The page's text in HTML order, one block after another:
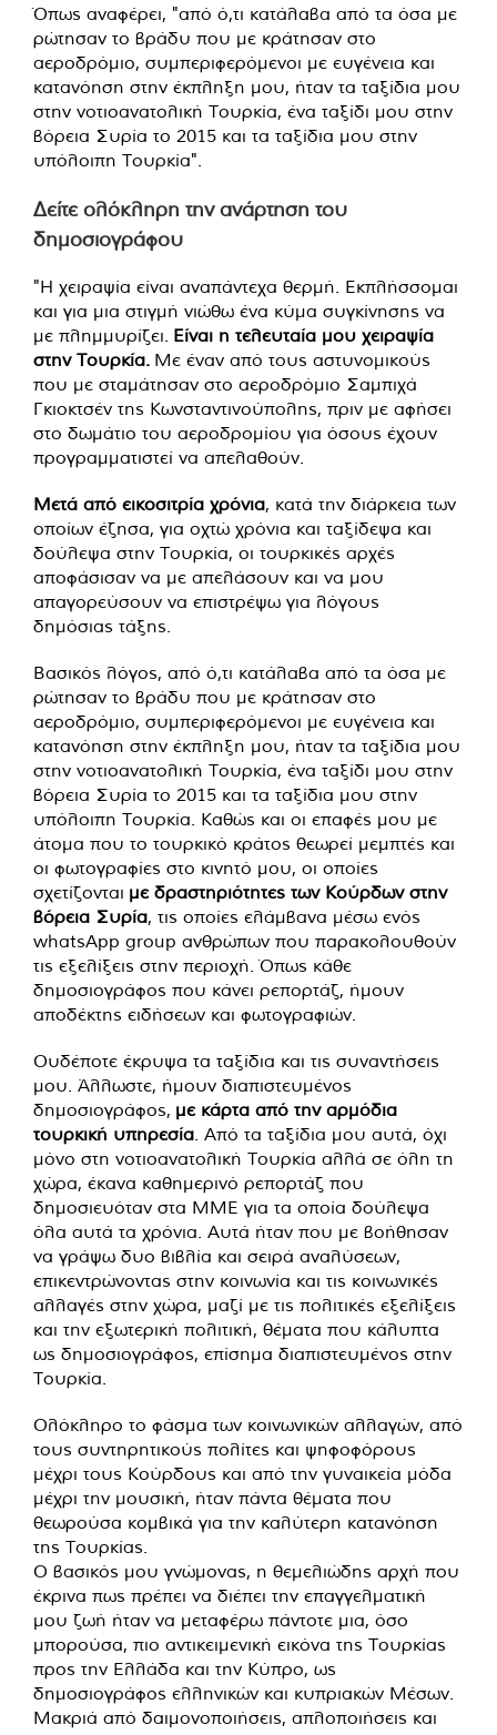
Όπως αναφέρει, "από ό,τι κατάλαβα από τα όσα με
ρώτησαν το βράδυ που με κράτησαν στο
αεροδρόμιο, συμπεριφερόμενοι με ευγένεια και
κατανόηση στην έκπληξη μου, ήταν τα ταξίδια μου
στην νοτιοανατολική Τουρκία, ένα ταξίδι μου στην
βόρεια Συρία το 2015 και τα ταξίδια μου στην
υπόλοιπη Τουρκία".
Δείτε ολόκληρη την ανάρτηση του
δημοσιογράφου
"Η χειραψία είναι αναπάντεχα θερμή. Εκπλήσσομαι
και για μια στιγμή νιώθω ένα κύμα συγκίνησης να
με πλημμυρίζει. Είναι η τελευταία μου χειραψία
στην Τουρκία. Με έναν από τους αστυνομικούς
που με σταμάτησαν στο αεροδρόμιο Σαμπιχά
Γκιοκτσέν της Κωνσταντινούπολης, πριν με αφήσει
στο δωμάτιο του αεροδρομίου για όσους έχουν
προγραμματιστεί να απελαθούν.
Μετά από εικοσιτρία χρόνια, κατά την διάρκεια των
οποίων έζησα, για οχτώ χρόνια και ταξίδεψα και
δούλεψα στην Τουρκία, οι τουρκικές αρχές
αποφάσισαν να με απελάσουν και να μου
απαγορεύσουν να επιστρέψω για λόγους
δημόσιας τάξης.
Βασικός λόγος, από ό,τι κατάλαβα από τα όσα με
ρώτησαν το βράδυ που με κράτησαν στο
αεροδρόμιο, συμπεριφερόμενοι με ευγένεια και
κατανόηση στην έκπληξη μου, ήταν τα ταξίδια μου
στην νοτιοανατολική Τουρκία, ένα ταξίδι μου στην
βόρεια Συρία το 2015 και τα ταξίδια μου στην
υπόλοιπη Τουρκία. Καθώς και οι επαφές μου με
άτομα που το τουρκικό κράτος θεωρεί μεμπτές και
οι φωτογραφίες στο κινητό μου, οι οποίες
σχετίζονται με δραστηριότητες των Κούρδων στην
βόρεια Συρία, τις οποίες ελάμβανα μέσω ενός
whatsApp group ανθρώπων που παρακολουθούν
τις εξελίξεις στην περιοχή. Όπως κάθε
δημοσιογράφος που κάνει ρεπορτάζ, ήμουν
αποδέκτης ειδήσεων και φωτογραφιών.
Ουδέποτε έκρυψα τα ταξίδια και τις συναντήσεις
μου. Άλλωστε, ήμουν διαπιστευμένος
δημοσιογράφος, με κάρτα από την αρμόδια
τουρκική υπηρεσία . Από τα ταξίδια μου αυτά, όχι
μόνο στη νοτιοανατολική Τουρκία αλλά σε όλη τη
χώρα, έκανα καθημερινό ρεπορτάζ που
δημοσιευόταν στα ΜΜΕ για τα οποία δούλεψα
όλα αυτά τα χρόνια. Αυτά ήταν που με βοήθησαν
να γράψω δυο βιβλία και σειρά αναλύσεων,
επικεντρώνοντας στην κοινωνία και τις κοινωνικές
αλλαγές στην χώρα, μαζί με τις πολιτικές εξελίξεις
και την εξωτερική πολιτική, θέματα που κάλυπτα
ως δημοσιογράφος, επίσημα διαπιστευμένος στην
Τουρκία.
Ολόκληρο το φάσμα των κοινωνικών αλλαγών, από
τους συντηρητικούς πολίτες και ψηφοφόρους
μέχρι τους Κούρδους και από την γυναικεία μόδα
μέχρι την μουσική, ήταν πάντα θέματα που
θεωρούσα κομβικά για την καλύτερη κατανόηση
της Τουρκίας.
Ο βασικός μου γνώμονας, η θεμελιώδης αρχή που
έκρινα πως πρέπει να διέπει την επαγγελματική
μου ζωή ήταν να μεταφέρω πάντοτε μια, όσο
μπορούσα, πιο αντικειμενική εικόνα της Τουρκίας
προς την Ελλάδα και την Κύπρο, ως
δημοσιογράφος ελληνικών και κυπριακών Μέσων.
Μακριά από δαιμονοποιήσεις, απλοποιήσεις και